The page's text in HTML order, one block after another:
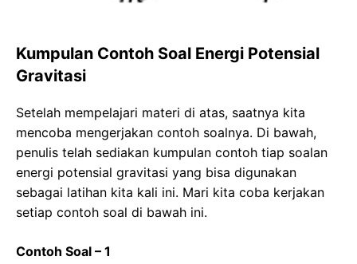
Kumpulan Contoh Soal Energi Potensial
Gravitasi
Setelah mempelajari materi di atas, saatnya kita
mencoba mengerjakan contoh soalnya. Di bawah,
penulis telah sediakan kumpulan contoh tiap soalan
energi potensial gravitasi yang bisa digunakan
sebagai latihan kita kali ini. Mari kita coba kerjakan
setiap contoh soal di bawah ini.
Contoh Soal – 1